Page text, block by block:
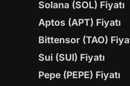
Solana (SOL) Fiyatı
Aptos (APT) Fiyatı
Bittensor (TAO)
Sui (SUI) Fiyatı
Pepe (PEPE) Fiyatı